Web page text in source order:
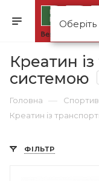
Креатин
системою
Головна —
Креатин із
ФІЛЬТР